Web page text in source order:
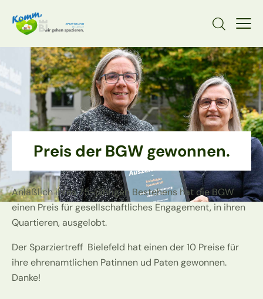
Preis der BGW gewonnen.
Anläßlich ihres 75-jährigen Bestehens hat die BGW
einen Preis für gesellschaftliches Engagement, in ihren
Quartieren, ausgelobt.
Der Sparziertreff Bielefeld hat einen der 10 Preise für
ihre ehrenamtlichen Patinnen ud Paten gewonnen.
Danke!